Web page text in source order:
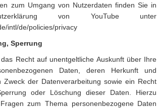
zum Umgang von Nutzerdaten finden Sie in
von YouTube unter
intl/de/policies/privacy
Sperrung
Recht auf unentgeltliche Auskunft über Ihre
Daten, deren Herkunft und
Zweck der Datenverarbeitung sowie ein Recht
oder Löschung dieser Daten. Hierzu
zum Thema personenbezogene Daten